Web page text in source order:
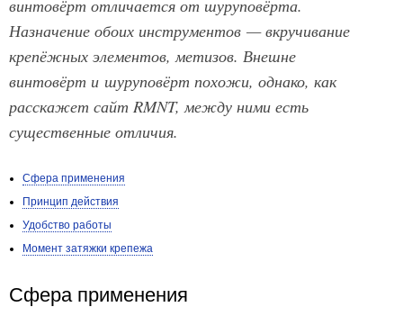
винтовёрт отличается от шуруповёрта.
Назначение обоих инструментов — вкручивание
крепёжных элементов, метизов. Внешне
винтовёрт и шуруповёрт похожи, однако, как
расскажет сайт RMNT, между ними есть
существенные отличия.
Сфера применения
Принцип действия
Удобство работы
Момент затяжки крепежа
Сфера применения